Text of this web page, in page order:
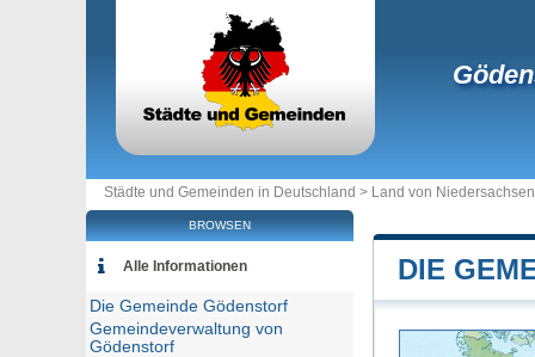
Städte und Gemeinden in Deutschland > Land von Niedersachsen
DIE
BROWSEN
Alle Informationen
Die Gemeinde Gödenstorf
Gemeindeverwaltung von
Gödenstorf